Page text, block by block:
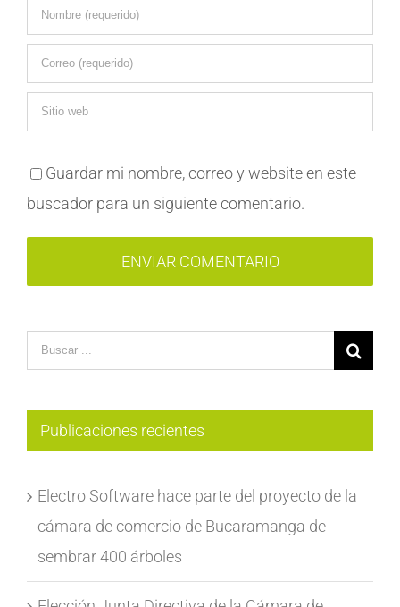
Guardar mi nombre, correo y website en este
buscador para un siguiente comentario.
Search
for:
Publicaciones recientes
Electro Software hace parte del proyecto de la
cámara de comercio de Bucaramanga de
sembrar 400 árboles